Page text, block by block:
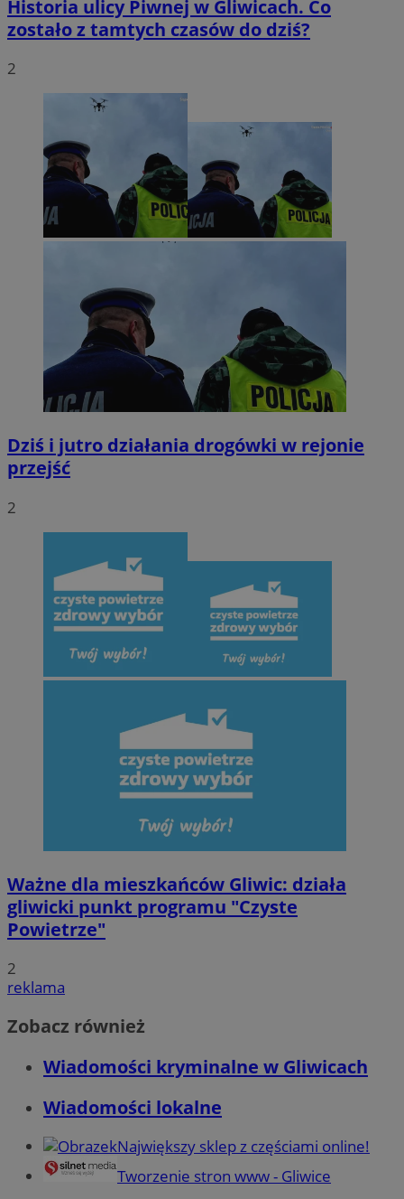
Historia ulicy Piwnej w Gliwicach. Co
zostało z tamtych czasów do dziś?
2
Dziś i jutro działania drogówki w rejonie
przejść
2
Ważne dla mieszkańców Gliwic: działa
gliwicki punkt programu "Czyste
Powietrze"
2
reklama
Zobacz również
Wiadomości kryminalne w Gliwicach
Wiadomości lokalne
Największy sklep z częściami online!
Tworzenie stron www - Gliwice